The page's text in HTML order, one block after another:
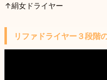
↑絹女ドライヤー
リファドライヤー３段階